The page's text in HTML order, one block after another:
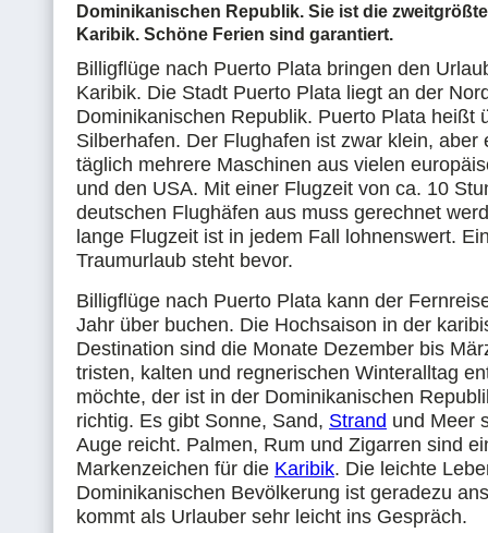
Dominikanischen Republik. Sie ist die
Karibik. Schöne Ferien sind garantiert.
Billigflüge nach Puerto Plata bringen den
Karibik. Die Stadt Puerto Plata liegt an der
Dominikanischen Republik. Puerto Plata heißt
Silberhafen. Der Flughafen ist zwar klein, aber
täglich mehrere Maschinen aus vielen
und den USA. Mit einer Flugzeit von ca. 10
deutschen Flughäfen aus muss gerechnet
lange Flugzeit ist in jedem Fall lohnenswert.
Traumurlaub steht bevor.
Billigflüge nach Puerto Plata kann der
Jahr über buchen. Die Hochsaison in der
Destination sind die Monate Dezember bis
tristen, kalten und regnerischen Winteralltag
möchte, der ist in der Dominikanischen
richtig. Es gibt Sonne, Sand, Strand und Meer
Auge reicht. Palmen, Rum und Zigarren sind
Markenzeichen für die Karibik. Die leichte
Dominikanischen Bevölkerung ist geradezu
kommt als Urlauber sehr leicht ins Gespräch.